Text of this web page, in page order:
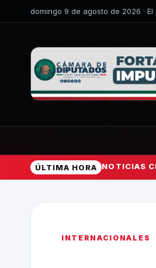
domingo 9 de agosto de 2026 ·
ÚLTIMA HORA NOTICIAS
INTERNACIONALES